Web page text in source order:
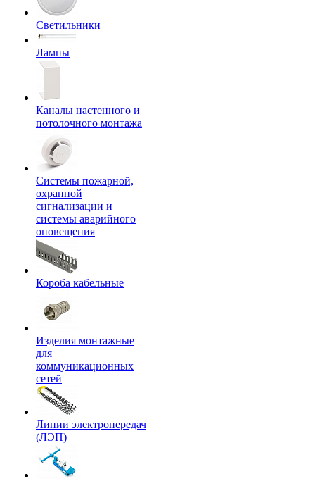
Светильники
Лампы
Каналы настенного и
потолочного монтажа
Системы пожарной,
охранной
сигнализации и
системы аварийного
оповещения
Короба кабельные
Изделия монтажные
для
коммуникационных
сетей
Линии электропередач
(ЛЭП)